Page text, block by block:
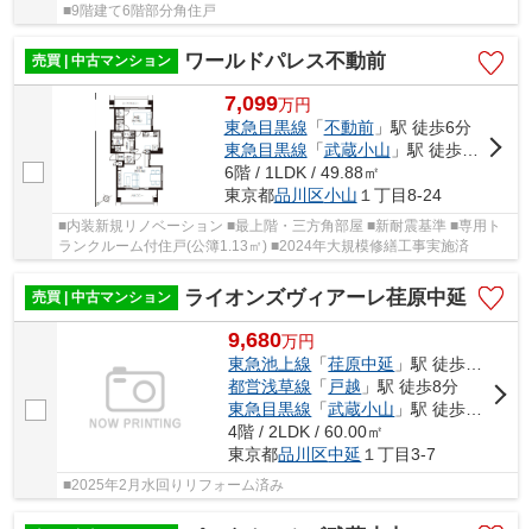
■9階建て6階部分角住戸
売買 | 中古マンション ワールドパレス不動前
7,099万円
東急目黒線 「不動前」駅 徒歩6分
東急目黒線 「武蔵小山 」駅 徒歩10分
6階 / 1LDK / 49.88㎡
東京都品川区小山 １丁目8-24
■内装新規リノベーション ■最上階・三方角部屋 ■新耐震基準 ■専用ト
ランクルーム付住戸(公簿1.13㎡) ■2024年大規模修繕工事実施済
売買 | 中古マンション ライオンズヴィアーレ荏原中延
9,680万円
東急池上線 「荏原中延 」駅 徒歩7分
都営浅草線 「 戸越 」駅 徒歩8分
東急目黒線 「武蔵小山 」駅 徒歩15分
4階 / 2LDK / 60.00㎡
東京都品川区中延 １丁目3-7
■2025年2月水回りリフォーム済み